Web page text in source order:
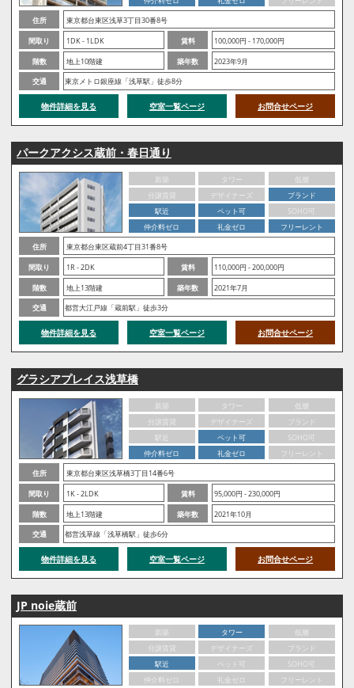
住所
東京都台東区浅草3丁目30番8号
間取り
1DK - 1LDK 賃料
100,000円 - 170,000円
階数
地上10階建 築年数
2023年9月
交通
東京メトロ銀座線「浅草駅」徒歩8分
物件詳細を見る 空室一覧ページ お問合せページ
パークアクシス蔵前・春日通り
新築 タワー
低層
分譲賃貸
デザイナーズ
ブランド
駅近
ペット可
SOHO可
仲介料ゼロ
礼金ゼロ
フリーレント
住所
東京都台東区蔵前4丁目31番8号
間取り
1R - 2DK 賃料
110,000円 - 200,000円
階数
地上13階建 築年数
2021年7月
交通
都営大江戸線「蔵前駅」徒歩3分
物件詳細を見る 空室一覧ページ お問合せページ
グラシアプレイス浅草橋
新築 タワー
低層
分譲賃貸
デザイナーズ
ブランド
駅近
ペット可
SOHO可
仲介料ゼロ
礼金ゼロ
フリーレント
住所
東京都台東区浅草橋3丁目14番6号
間取り
1K - 2LDK 賃料
95,000円 - 230,000円
階数
地上13階建 築年数
2021年10月
交通
都営浅草線「浅草橋駅」徒歩6分
物件詳細を見る 空室一覧ページ お問合せページ
JP noie蔵前
新築 タワー
低層
分譲賃貸
デザイナーズ
ブランド
駅近
ペット可
SOHO可
仲介料ゼロ
礼金ゼロ
フリーレント